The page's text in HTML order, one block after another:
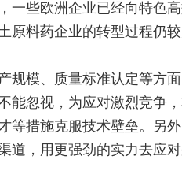
一些欧洲企业已经向特色
料药企业的转型过程仍较
规模、质量标准认定等方
能忽视，为应对激烈竞争
等措施克服技术壁垒。另
道，用更强劲的实力去应